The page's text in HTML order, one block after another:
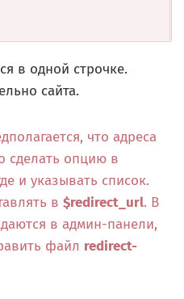
в одной строчке.
сайта.
что адреса
сделать опцию в
и указывать список.
в $redirect_url. В
в админ-панели,
файл redirect-